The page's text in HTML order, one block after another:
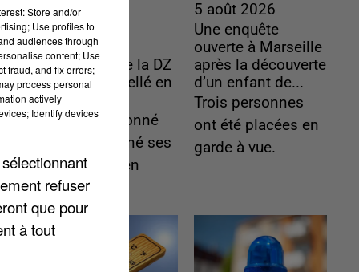
5 août 2026
L’un des
fondateurs
supposés de la DZ
Mafia interpellé en
Algérie
Il est soupçonné
d'y avoir mené ses
opérations en
France.
5 août 2026
Une enquête
ouverte à Marseille
après la découverte
d’un enfant de...
Trois personnes
ont été placées en
garde à vue.
Store and/or
Use profiles to
audiences through
content; Use
fraud, and fix errors;
process personal
actively
Identify devices
refuser
que pour
à tout